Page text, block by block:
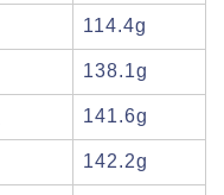
114.4g
138.1g
141.6g
142.2g